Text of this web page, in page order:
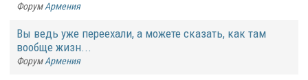
Форум Армения
Вы ведь уже переехали, а можете сказать, как там
вообще жизн...
Форум Армения